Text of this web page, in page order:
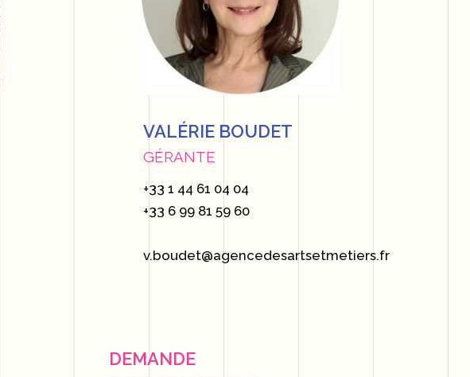
VALÉRIE BOUDET
GÉRANTE
+33 1 44 61 04 04
+33 6 99 81 59 60
v.boudet@agencedesartsetmetiers.fr
DEMANDE